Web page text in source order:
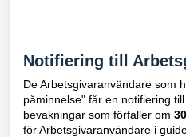
Notifiering till
De Arbetsgivaranvändare som
påminnelse" får en notifiering
bevakningar som förfaller om
för Arbetsgivaranvändare i